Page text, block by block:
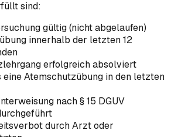
sind:
gültig (nicht abgelaufen)
innerhalb der letzten 12
erfolgreich absolviert
eine Atemschutzübung in den letzten
nach § 15 DGUV
durch Arzt oder